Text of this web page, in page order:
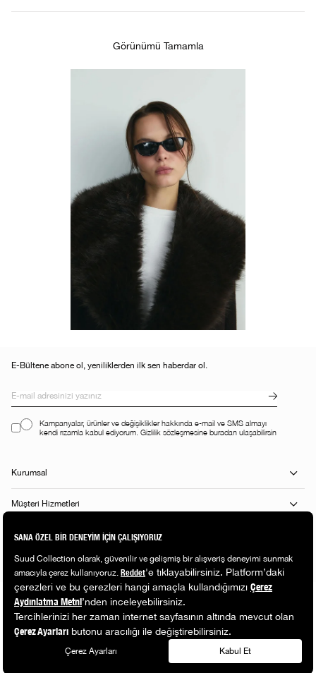
Görünümü Tamamla
E-Bültene abone ol, yeniliklerden ilk sen haberdar ol.
Kampanyalar, ürünler ve değişiklikler hakkında e-mail ve SMS almayı
kendi rızamla kabul ediyorum. Gizlilik sözleşmesine buradan ulaşabilirsin
Kurumsal
Müşteri Hizmetleri
Alışveriş Rehberi
© 2026 Suud. All rights reserved.